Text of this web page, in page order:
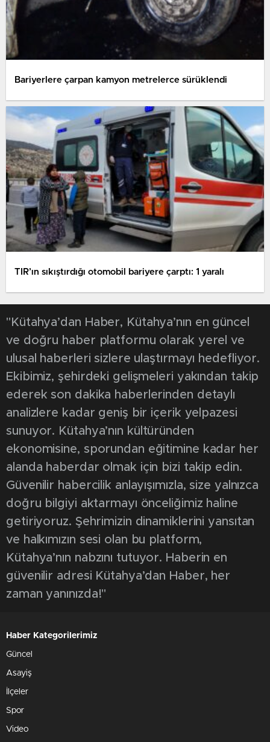
Bariyerlere çarpan kamyon metrelerce sürüklendi
TIR’ın sıkıştırdığı otomobil bariyere çarptı: 1 yaralı
"Kütahya’dan Haber, Kütahya’nın en güncel
ve doğru haber platformu olarak yerel ve
ulusal haberleri sizlere ulaştırmayı hedefliyor.
Ekibimiz, şehirdeki gelişmeleri yakından takip
ederek son dakika haberlerinden detaylı
analizlere kadar geniş bir içerik yelpazesi
sunuyor. Kütahya’nın kültüründen
ekonomisine, sporundan eğitimine kadar her
alanda haberdar olmak için bizi takip edin.
Güvenilir habercilik anlayışımızla, size yalnızca
doğru bilgiyi aktarmayı önceliğimiz haline
getiriyoruz. Şehrimizin dinamiklerini yansıtan
ve halkımızın sesi olan bu platform,
Kütahya’nın nabzını tutuyor. Haberin en
güvenilir adresi Kütahya’dan Haber, her
zaman yanınızda!"
Haber Kategorilerimiz
Güncel
Asayiş
İlçeler
Spor
Video